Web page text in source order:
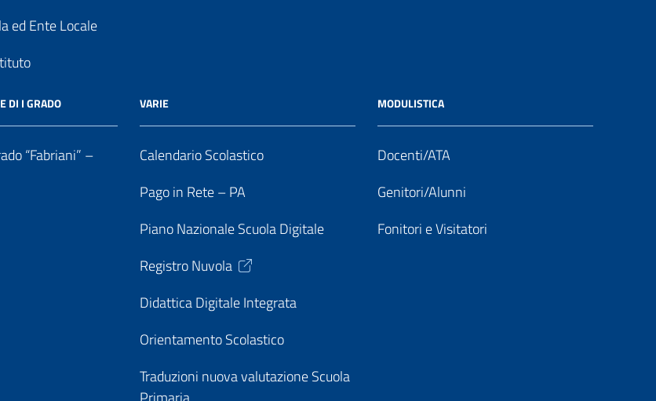
ed Ente Locale
DI I GRADO
“Fabriani” –
VARIE
Calendario Scolastico
Pago in Rete – PA
Piano Nazionale Scuola Digitale
Registro Nuvola
Didattica Digitale Integrata
Orientamento Scolastico
Traduzioni nuova valutazione Scuola
MODULISTICA
Docenti/ATA
Genitori/Alunni
Fonitori e Visitatori